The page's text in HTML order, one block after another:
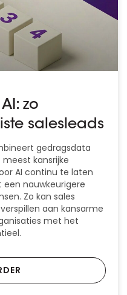
zo
salesleads
gedragsdata
kansrijke
AI continu te laten
nauwkeurigere
Zo kan sales
aan kansarme
met het